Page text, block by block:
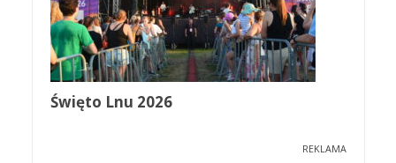
Święto Lnu 2026
REKLAMA